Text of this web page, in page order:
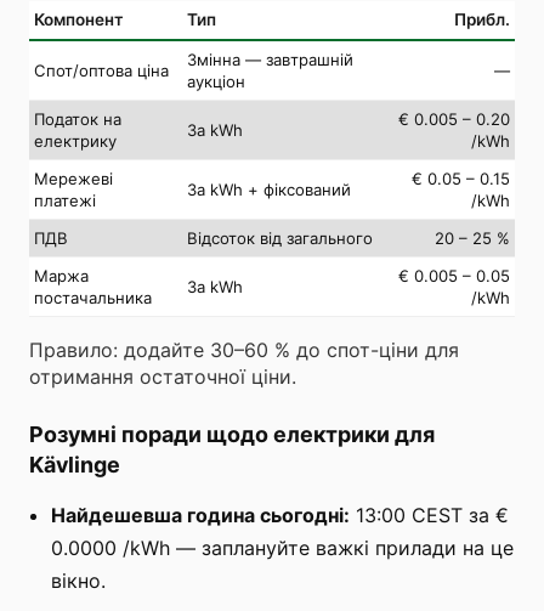
Компонент Тип Прибл.
Спот/оптова ціна
Змінна — завтрашній
аукціон
—
Податок на
електрику
За kWh
€ 0.005 – 0.20
/kWh
Мережеві
платежі
За kWh + фіксований
€ 0.05 – 0.15
/kWh
ПДВ
Відсоток від загального
20 – 25 %
Маржа
постачальника
За kWh
€ 0.005 – 0.05
/kWh
Правило: додайте 30–60 % до спот-ціни для
отримання остаточної ціни.
Розумні поради щодо електрики для
Kävlinge
Найдешевша година сьогодні: 13:00 CEST за €
0.0000 /kWh — заплануйте важкі прилади на це
вікно.